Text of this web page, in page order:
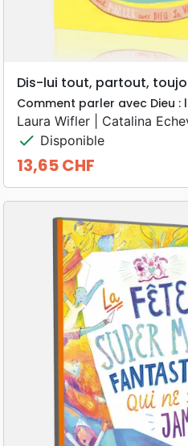
Dis-lui tout, partout,
Comment parler avec Dieu :
Laura Wifler | Catalina
check Disponible
Prix
13,65 CHF